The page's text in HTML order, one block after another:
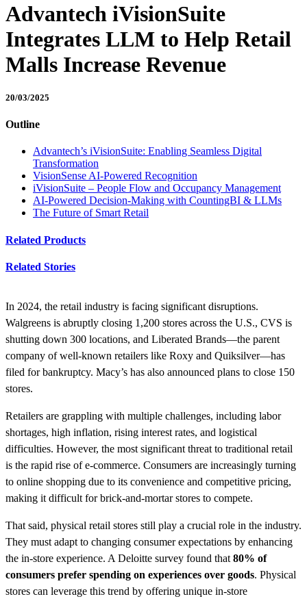
Advantech iVisionSuite
Integrates LLM to Help Retail
Malls Increase Revenue
20/03/2025
Outline
Advantech’s iVisionSuite: Enabling Seamless Digital
Transformation
VisionSense AI-Powered Recognition
iVisionSuite – People Flow and Occupancy Management
AI-Powered Decision-Making with CountingBI & LLMs
The Future of Smart Retail
Related Products
Related Stories
In 2024, the retail industry is facing significant disruptions.
Walgreens is abruptly closing 1,200 stores across the U.S., CVS is
shutting down 300 locations, and Liberated Brands—the parent
company of well-known retailers like Roxy and Quiksilver—has
filed for bankruptcy. Macy’s has also announced plans to close 150
stores.
Retailers are grappling with multiple challenges, including labor
shortages, high inflation, rising interest rates, and logistical
difficulties. However, the most significant threat to traditional retail
is the rapid rise of e-commerce. Consumers are increasingly turning
to online shopping due to its convenience and competitive pricing,
making it difficult for brick-and-mortar stores to compete.
That said, physical retail stores still play a crucial role in the industry.
They must adapt to changing consumer expectations by enhancing
the in-store experience. A Deloitte survey found that 80% of
consumers prefer spending on experiences over goods. Physical
stores can leverage this trend by offering unique in-store